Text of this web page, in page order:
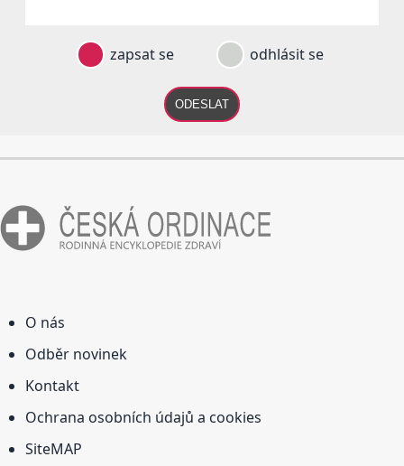
zapsat se odhlásit se
ODESLAT
O nás
Odběr novinek
Kontakt
Ochrana osobních údajů a cookies
SiteMAP